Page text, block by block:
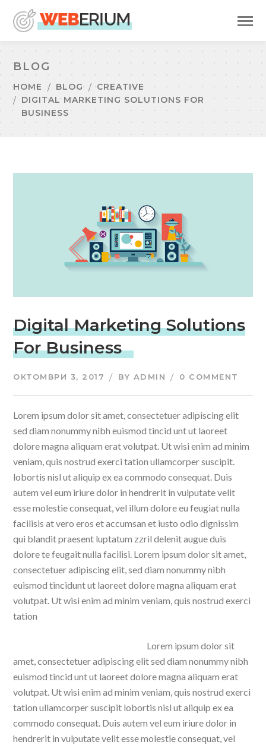
BLOG
HOME BLOG
CREATIVE
DIGITAL MARKETING SOLUTIONS FOR
BUSINESS
Digital Marketing Solutions
For Business
ОКТОМВРИ 3, 2017 BY ADMIN 0 COMMENT
Lorem ipsum dolor sit amet, consectetuer adipiscing elit
sed diam nonummy nibh euismod tincid unt ut laoreet
dolore magna aliquam erat volutpat. Ut wisi enim ad minim
veniam, quis nostrud exerci tation ullamcorper suscipit.
lobortis nisl ut aliquip ex ea commodo consequat. Duis
autem vel eum iriure dolor in hendrerit in vulputate velit
esse molestie consequat, vel illum dolore eu feugiat nulla
facilisis at vero eros et accumsan et iusto odio dignissim
qui blandit praesent luptatum zzril delenit augue duis
dolore te feugait nulla facilisi. Lorem ipsum dolor sit amet,
consectetuer adipiscing elit, sed diam nonummy nibh
euismod tincidunt ut laoreet dolore magna aliquam erat
volutpat. Ut wisi enim ad minim veniam, quis nostrud exerci
tation
Lorem ipsum dolor sit
amet, consectetuer adipiscing elit sed diam nonummy nibh
euismod tincid unt ut laoreet dolore magna aliquam erat
volutpat. Ut wisi enim ad minim veniam, quis nostrud exerci
tation ullamcorper suscipit lobortis nisl ut aliquip ex ea
commodo consequat. Duis autem vel eum iriure dolor in
hendrerit in vulputate velit esse molestie consequat, vel